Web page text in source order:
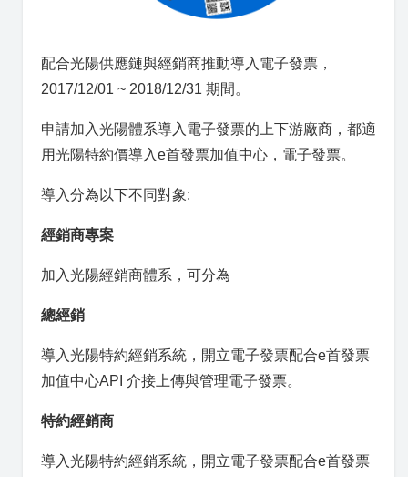
配合光陽供應鏈與經銷商推動導入電子發票，
2017/12/01 ~ 2018/12/31 期間。
申請加入光陽體系導入電子發票的上下游廠商，都適
用光陽特約價導入e首發票加值中心，電子發票。
導入分為以下不同對象:
經銷商專案
加入光陽經銷商體系，可分為
總經銷
導入光陽特約經銷系統，開立電子發票配合e首發票
加值中心API 介接上傳與管理電子發票。
特約經銷商
導入光陽特約經銷系統，開立電子發票配合e首發票